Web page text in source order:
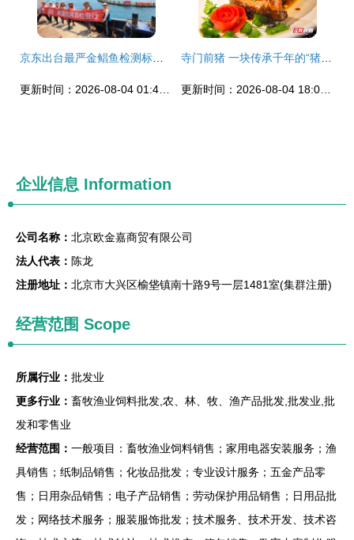
企业信息 Information
公司名称： 北京欧金嘉商贸有限公司
法人代表： 陈龙
注册地址： 北京市大兴区榆垡镇南十路9号一层1481室(集群注册)
经营范围 Scope
所属行业： 批发业
更多行业： 畜牧渔业饲料批发,农、林、牧、渔产品批发,批发业,批
发和零售业
经营范围： 一般项目：畜牧渔业饲料销售；家用电器安装服务；渔
具销售；纸制品销售；化妆品批发；专业设计服务；五金产品零
售；日用杂品销售；电子产品销售；劳动保护用品销售；日用品批
发；网络技术服务；服装服饰批发；技术服务、技术开发、技术咨